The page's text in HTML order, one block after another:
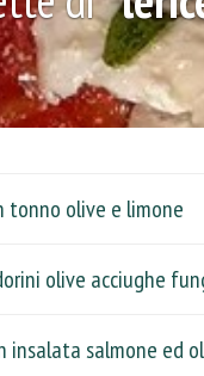
tonno olive e limone
olive acciughe
insalata salmone ed